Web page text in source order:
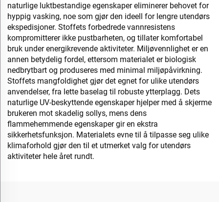
naturlige luktbestandige egenskaper eliminerer behovet for
hyppig vasking, noe som gjør den ideell for lengre utendørs
ekspedisjoner. Stoffets forbedrede vannresistens
kompromitterer ikke pustbarheten, og tillater komfortabel
bruk under energikrevende aktiviteter. Miljøvennlighet er en
annen betydelig fordel, ettersom materialet er biologisk
nedbrytbart og produseres med minimal miljøpåvirkning.
Stoffets mangfoldighet gjør det egnet for ulike utendørs
anvendelser, fra lette baselag til robuste ytterplagg. Dets
naturlige UV-beskyttende egenskaper hjelper med å skjerme
brukeren mot skadelig sollys, mens dens
flammehemmende egenskaper gir en ekstra
sikkerhetsfunksjon. Materialets evne til å tilpasse seg ulike
klimaforhold gjør den til et utmerket valg for utendørs
aktiviteter hele året rundt.